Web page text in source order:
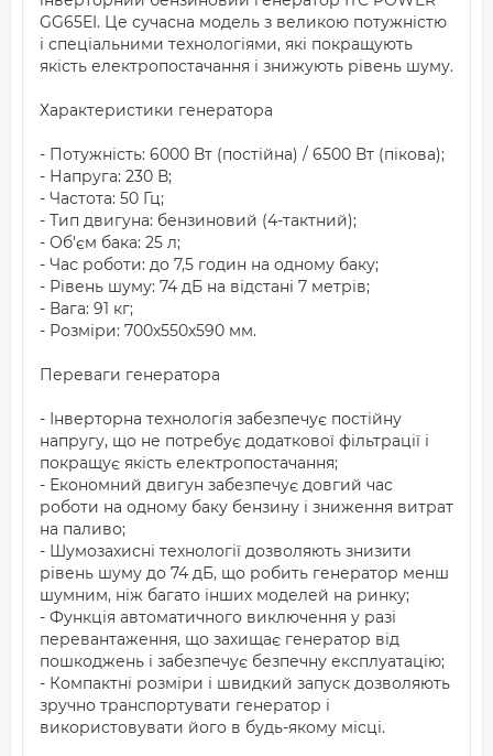
GG65EI. Це сучасна модель з великою потужністю
і спеціальними технологіями, які покращують
якість електропостачання і знижують рівень шуму.
Характеристики генератора
- Потужність: 6000 Вт (постійна) / 6500 Вт (пікова);
- Напруга: 230 В;
- Частота: 50 Гц;
- Тип двигуна: бензиновий (4-тактний);
- Об'єм бака: 25 л;
- Час роботи: до 7,5 годин на одному баку;
- Рівень шуму: 74 дБ на відстані 7 метрів;
- Вага: 91 кг;
- Розміри: 700x550x590 мм.
Переваги генератора
- Інверторна технологія забезпечує постійну
напругу, що не потребує додаткової фільтрації і
покращує якість електропостачання;
- Економний двигун забезпечує довгий час
роботи на одному баку бензину і зниження витрат
на паливо;
- Шумозахисні технології дозволяють знизити
рівень шуму до 74 дБ, що робить генератор менш
шумним, ніж багато інших моделей на ринку;
- Функція автоматичного виключення у разі
перевантаження, що захищає генератор від
пошкоджень і забезпечує безпечну експлуатацію;
- Компактні розміри і швидкий запуск дозволяють
зручно транспортувати генератор і
використовувати його в будь-якому місці.